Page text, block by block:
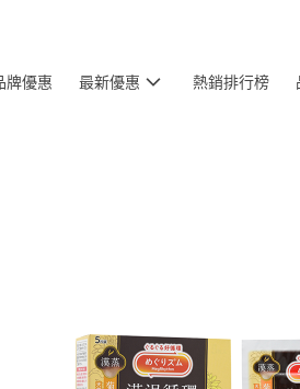
牌優惠 最新優惠 熱銷排行榜